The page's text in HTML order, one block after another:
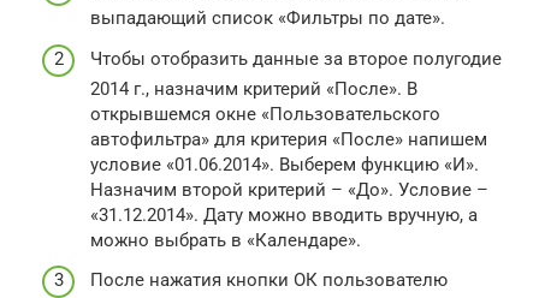
выпадающий список «Фильтры по дате».
Чтобы отобразить данные за второе полугодие
2014 г., назначим критерий «После». В
открывшемся окне «Пользовательского
автофильтра» для критерия «После» напишем
условие «01.06.2014». Выберем функцию «И».
Назначим второй критерий – «До». Условие –
«31.12.2014». Дату можно вводить вручную, а
можно выбрать в «Календаре».
После нажатия кнопки ОК пользователю